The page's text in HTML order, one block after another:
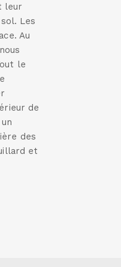
leur
Les
Au
le
de
des
et